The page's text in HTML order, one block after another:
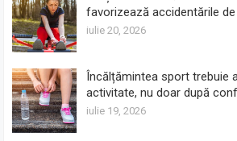
favorizează accidentările
iulie 20, 2026
Încălțămintea sport trebuie
activitate, nu doar după
iulie 19, 2026